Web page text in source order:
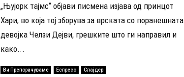
„Њујорк тајмс“ објави писмена изјава од принцот
Хари, во која тој зборува за врската со поранешната
девојка Челзи Дејви, грешките што ги направил и
како...
Ви Препорачуваме Еспресо Слајдер